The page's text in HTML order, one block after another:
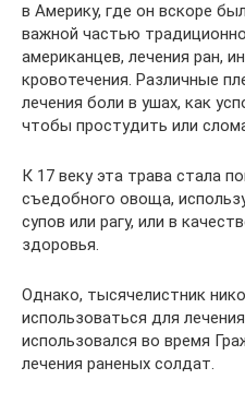
в Америку, где он вскоре
важной частью
американцев, лечения ран,
кровотечения. Различные
лечения боли в ушах, как
чтобы простудить или
К 17 веку эта трава стала
съедобного овоща,
супов или рагу, или в
здоровья.
Однако, тысячелистник
использоваться для
использовался во время
лечения раненых солдат.